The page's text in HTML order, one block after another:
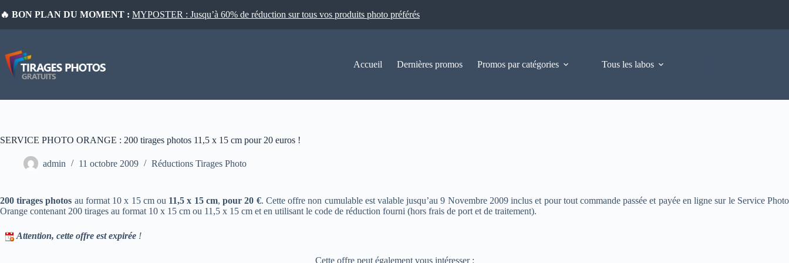
au
🔥 BON PLAN DU MOMENT : MYPOSTER : Jusqu’à 60% de réduction sur tous vos produits photo préférés
Accueil Dernières promos Promos par catégories Tous les labos
SERVICE PHOTO ORANGE : 200 tirages photos 11,5 x 15 cm pour 20 euros !
admin 11 octobre 2009 Réductions Tirages Photo
200 tirages photos au format 10 x 15 cm ou 11,5 x 15 cm,pour 20 €. Cette offre non cumulable est valable jusqu’au 9 Novembre 2009 inclus et pour tout commande passée et payée en ligne sur le Service Photo
Orange contenant 200 tirages au format 10 x 15 cm ou 11,5 x 15 cm et en utilisant le code de réduction fourni (hors frais de port et de traitement).
Attention, cette offre est expirée !
Cette offre peut également vous intéresser :